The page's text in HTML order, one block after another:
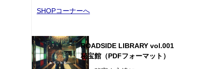
SHOPコーナーへ
ROADSIDE LIBRARY vol.001
秘宝館（PDFフォーマット）